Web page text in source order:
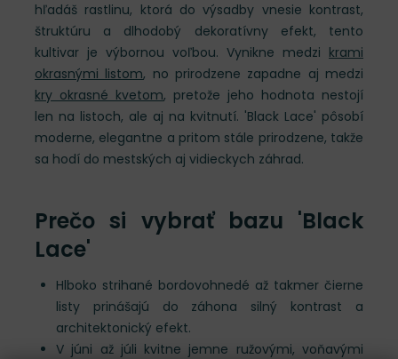
hľadáš rastlinu, ktorá do výsadby vnesie kontrast,
štruktúru a dlhodobý dekoratívny efekt, tento
kultivar je výbornou voľbou. Vynikne medzi krami
okrasnými listom, no prirodzene zapadne aj medzi
kry okrasné kvetom, pretože jeho hodnota nestojí
len na listoch, ale aj na kvitnutí. 'Black Lace' pôsobí
moderne, elegantne a pritom stále prirodzene, takže
sa hodí do mestských aj vidieckych záhrad.
Prečo si vybrať bazu 'Black
Lace'
Hlboko strihané bordovohnedé až takmer čierne
listy prinášajú do záhona silný kontrast a
architektonický efekt.
V júni až júli kvitne jemne ružovými, voňavými